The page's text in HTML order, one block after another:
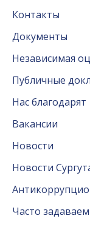
Контакты
Документы
Независимая
Публичные
Нас благодарят
Вакансии
Новости
Новости
Часто